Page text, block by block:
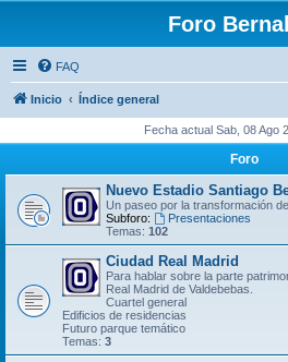
Foro
FAQ
Inicio Índice general
Fecha actual Sab, 08 Ago
Foro
Nuevo Estadio Santiago
Un paseo por la transformación
Subforo:
Presentaciones
Temas: 102
Ciudad Real Madrid
Para hablar sobre la parte
Real Madrid de Valdebebas.
Cuartel general
Edificios de residencias
Futuro parque temático
Temas: 3